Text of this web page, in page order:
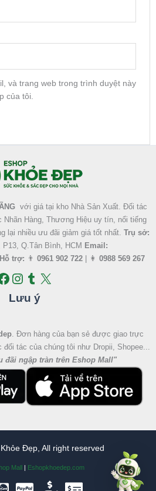
và trang web trong trình duyệt này
của tôi.
với giá tại kho Nhà Sản Xuất. Đối tác
Hàng, Thương Hiệu uy tín, nổi tiếng
lại nhiều ưu đãi giảm giá tốt nhất. Trụ sở:
P13, Q.Tân Bình, HCM Email:
Hỗ trợ: 👨 0961 902 722| 👩 0988 569 267
Lưu ý
. Đơn hàng của bạn sẻ được giao trực
tác của chúng tôi như Dropii, Shopee...
đãi ngập tràn trên Eshop Mall"
Đẹp, All right reserved
Mall | Eshopkhoedep.com